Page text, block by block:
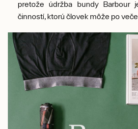
pretože údržba bundy Barbour
činností, ktorú človek môže po